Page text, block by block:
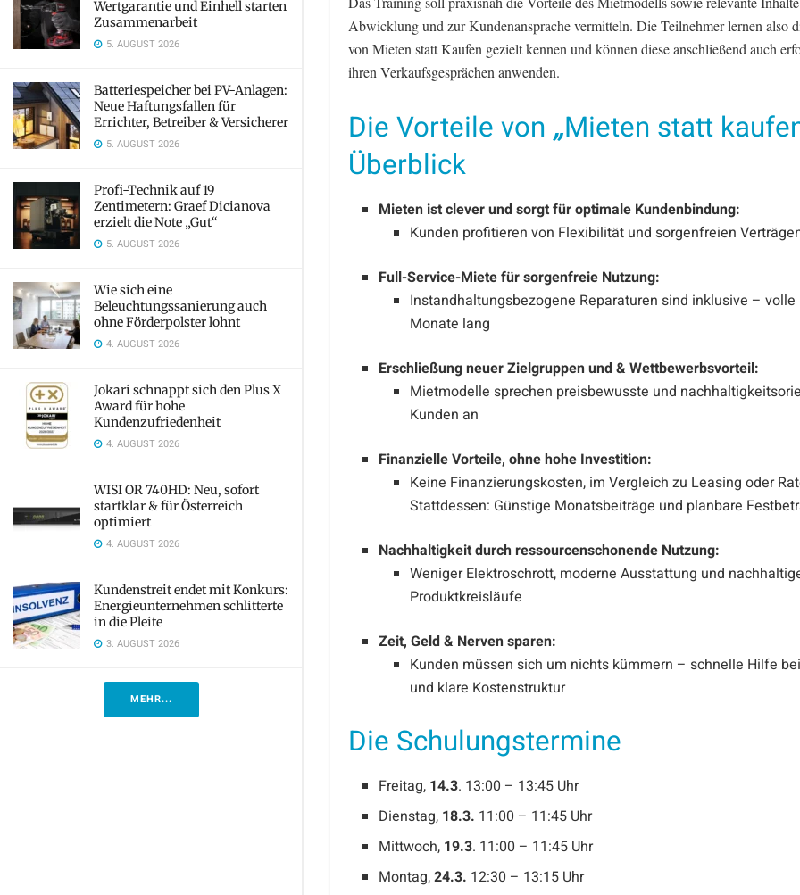
Wertgarantie und Einhell starten
Zusammenarbeit
5. AUGUST 2026
Batteriespeicher bei PV-Anlagen:
Neue Haftungsfallen für
Errichter, Betreiber & Versicherer
5. AUGUST 2026
Profi-Technik auf 19
Zentimetern: Graef Dicianova
erzielt die Note „Gut“
5. AUGUST 2026
Wie sich eine
Beleuchtungssanierung auch
ohne Förderpolster lohnt
4. AUGUST 2026
Jokari schnappt sich den Plus X
Award für hohe
Kundenzufriedenheit
4. AUGUST 2026
WISI OR 740HD: Neu, sofort
startklar & für Österreich
optimiert
4. AUGUST 2026
Kundenstreit endet mit Konkurs:
Energieunternehmen schlitterte
in die Pleite
3. AUGUST 2026
MEHR...
Abwicklung und zur Kundenansprache vermitteln. Die Teilnehmer lernen also
von Mieten statt Kaufen gezielt kennen und können diese anschließend auch
ihren Verkaufsgesprächen anwenden.
Die Vorteile von„Mieten statt
Überblick
Mieten ist clever und sorgt für optimale Kundenbindung:
Kunden profitieren von Flexibilität und sorgenfreien
Full-Service-Miete für sorgenfreie Nutzung:
Instandhaltungsbezogene Reparaturen sind inklusive – volle
Monate lang
Erschließung neuer Zielgruppen und & Wettbewerbsvorteil:
Mietmodelle sprechen preisbewusste und
Kunden an
Finanzielle Vorteile, ohne hohe Investition:
Keine Finanzierungskosten, im Vergleich zu Leasing oder
Stattdessen: Günstige Monatsbeiträge und planbare
Nachhaltigkeit durch ressourcenschonende Nutzung:
Weniger Elektroschrott, moderne Ausstattung und
Produktkreisläufe
Zeit, Geld & Nerven sparen:
Kunden müssen sich um nichts kümmern – schnelle Hilfe
und klare Kostenstruktur
Die Schulungstermine
Freitag, 14.3. 13:00 – 13:45 Uhr
Dienstag, 18.3. 11:00 – 11:45 Uhr
Mittwoch, 19.3. 11:00 – 11:45 Uhr
Montag,24.3. 12:30 – 13:15 Uhr